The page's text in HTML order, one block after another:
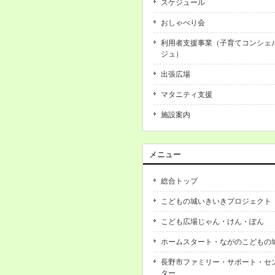
スケジュール
おしゃべり会
利用者支援事業（子育てコンシェ
ジュ）
出張広場
マタニティ支援
施設案内
メニュー
総合トップ
こどもの城いきいきプロジェクト
こども広場じゃん・けん・ぽん
ホームスタート・ながのこどもの
長野市ファミリー・サポート・セ
ター